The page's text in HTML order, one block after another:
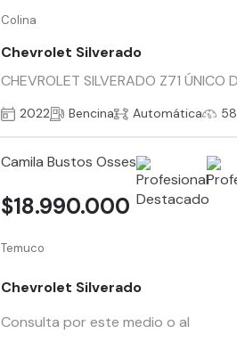
Colina
Chevrolet Silverado
CHEVROLET SILVERADO Z71
2022 Bencina Automática
Camila Bustos Osses
Temuco
Chevrolet Silverado
Consulta por este medio o al
$18.990.000